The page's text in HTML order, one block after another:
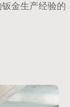
金生产经验的